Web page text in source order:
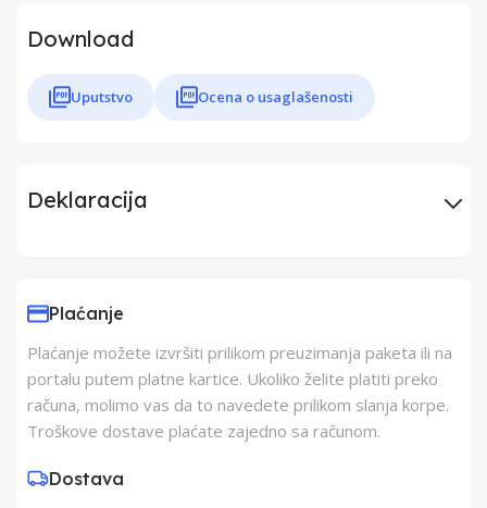
Download
Uputstvo Ocena o usaglašenosti
Deklaracija
Proizvođač ELEMENTA d.o.o.
Zemlja Porekla
Zemlja Uvoza
Plaćanje
Plaćanje možete izvršiti prilikom preuzimanja paketa ili na
portalu putem platne kartice. Ukoliko želite platiti preko
računa, molimo vas da to navedete prilikom slanja korpe.
Troškove dostave plaćate zajedno sa računom.
Dostava